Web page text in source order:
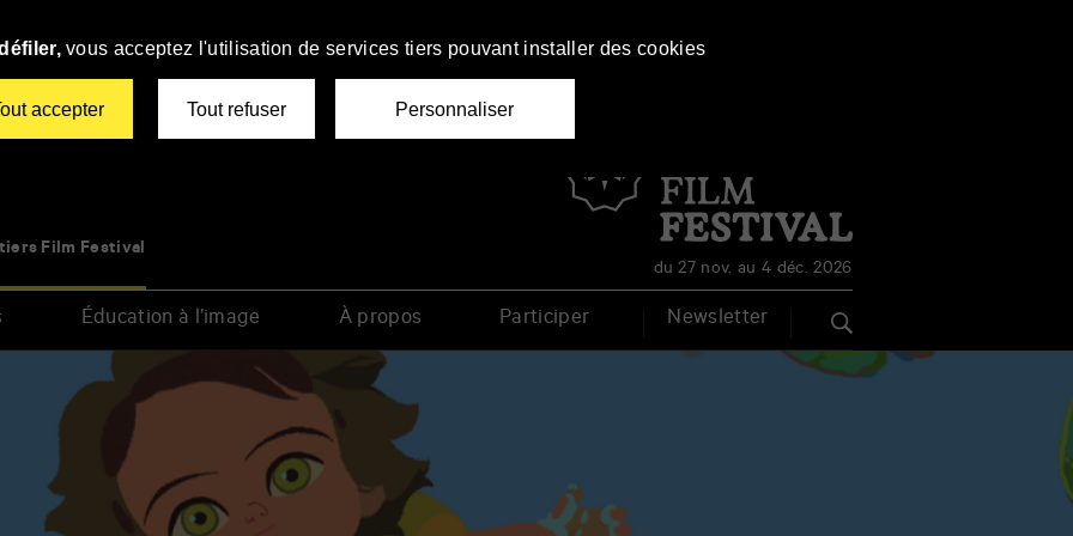
Film Festival
du 27 nov. au 4 déc. 2026
Éducation à l’image À propos Participer Newsletter
vous acceptez l'utilisation de services tiers pouvant installer des cookies
accepter Tout refuser Personnaliser